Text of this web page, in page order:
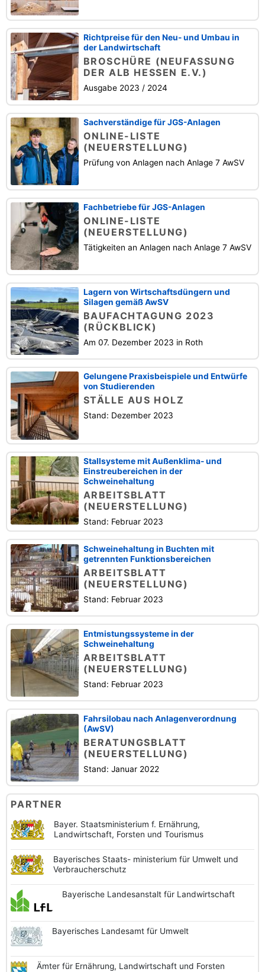
Richtpreise für den Neu- und Umbau in
der Landwirtschaft
BROSCHÜRE (NEUFASSUNG
DER ALB HESSEN E.V.)
Ausgabe 2023 / 2024
Sachverständige für JGS-Anlagen
ONLINE-LISTE
(NEUERSTELLUNG)
Prüfung von Anlagen nach Anlage 7 AwSV
Fachbetriebe für JGS-Anlagen
ONLINE-LISTE
(NEUERSTELLUNG)
Tätigkeiten an Anlagen nach Anlage 7 AwSV
Lagern von Wirtschaftsdüngern und
Silagen gemäß AwSV
BAUFACHTAGUNG 2023
(RÜCKBLICK)
Am 07. Dezember 2023 in Roth
Gelungene Praxisbeispiele und Entwürfe
von Studierenden
STÄLLE AUS HOLZ
Stand: Dezember 2023
Stallsysteme mit Außenklima- und
Einstreubereichen in der
Schweinehaltung
ARBEITSBLATT
(NEUERSTELLUNG)
Stand: Februar 2023
Schweinehaltung in Buchten mit
getrennten Funktionsbereichen
ARBEITSBLATT
(NEUERSTELLUNG)
Stand: Februar 2023
Entmistungssysteme in der
Schweinehaltung
ARBEITSBLATT
(NEUERSTELLUNG)
Stand: Februar 2023
Fahrsilobau nach Anlagenverordnung
(AwSV)
BERATUNGSBLATT
(NEUERSTELLUNG)
Stand: Januar 2022
PARTNER
Bayer. Staatsministerium f. Ernährung,
Landwirtschaft, Forsten und Tourismus
Bayerisches Staats- ministerium für Umwelt und
Verbraucherschutz
Bayerische Landesanstaltfür Landwirtschaft
Bayerisches Landesamtfür Umwelt
Ämter für Ernährung, Landwirtschaft und Forsten